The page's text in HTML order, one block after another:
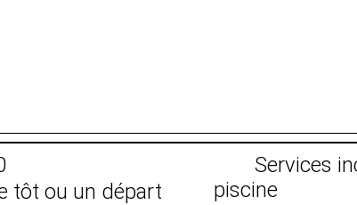
tôt ou un départ
Services
piscine